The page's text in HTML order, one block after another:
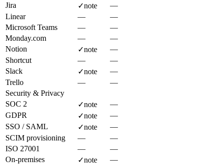
Jira
✓note
—
Linear
—
—
Microsoft Teams
—
—
Monday.com
—
—
Notion
✓note
—
Shortcut
—
—
Slack
✓note
—
Trello
—
—
Security & Privacy
SOC 2
✓note
—
GDPR
✓note
—
SSO / SAML
✓note
—
SCIM provisioning
—
—
ISO 27001
—
—
On-premises
✓note
—